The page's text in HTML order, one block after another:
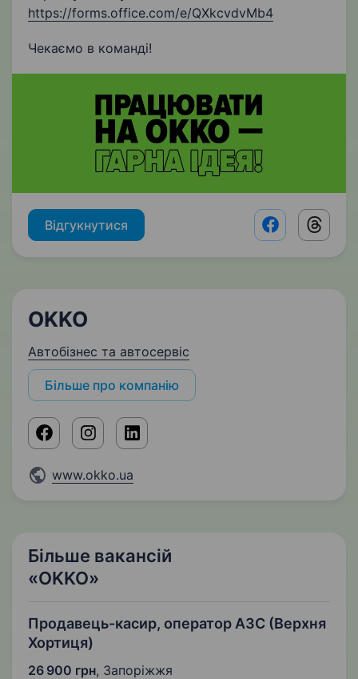
https://forms.office.com/e/QXkcvdvMb4
Чекаємо в команді!
Відгукнутися Facebook
OKKO
Автобізнес та автосервіс
Більше про компанію
www.okko.ua
Більше вакансій
«OKKO»
Продавець-касир, оператор АЗС (Верхня
Хортиця)
26 900 грн, Запоріжжя